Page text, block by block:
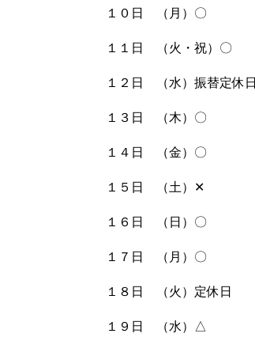
１０日 （月）〇
１１日 （火・祝）〇
１２日 （水）振替定休日
１３日 （木）〇
１４日 （金）〇
１５日 （土）✕
１６日 （日）〇
１７日 （月）〇
１８日 （火）定休日
１９日 （水）△